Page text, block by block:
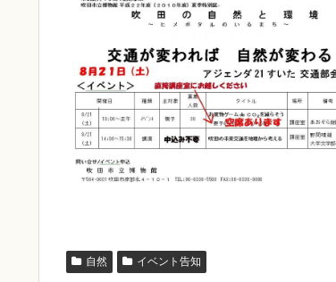
自然 イベント告知